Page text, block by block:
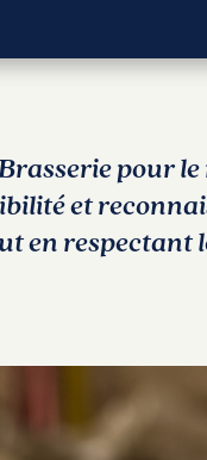
pour
et
en respectant